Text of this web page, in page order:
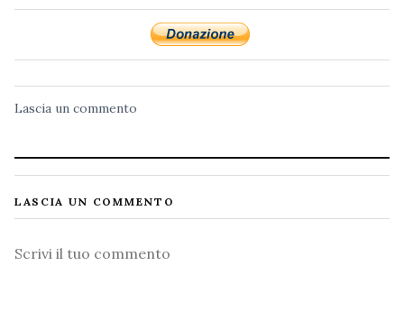
Lascia un commento
LASCIA UN COMMENTO
Commento